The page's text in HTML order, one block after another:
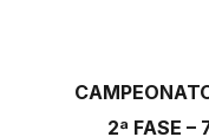
CAMPEONATO
2ª FASE – 7ª